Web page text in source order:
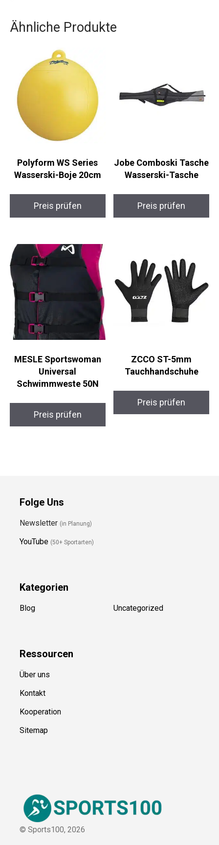
Ähnliche Produkte
Polyform WS Series
Wasserski-Boje 20cm
Preis prüfen
Jobe Comboski Tasche
Wasserski-Tasche
Preis prüfen
MESLE Sportswoman
Universal
Schwimmweste 50N
Preis prüfen
ZCCO ST-5mm
Tauchhandschuhe
Preis prüfen
Folge Uns
Newsletter (in Planung)
YouTube (50+ Sportarten)
Kategorien
Blog Uncategorized
Ressourcen
Über uns
Kontakt
Kooperation
Sitemap
© Sports100, 2026